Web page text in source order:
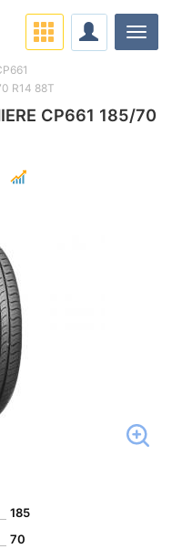
CP661 185/70
185
70
R14 88T